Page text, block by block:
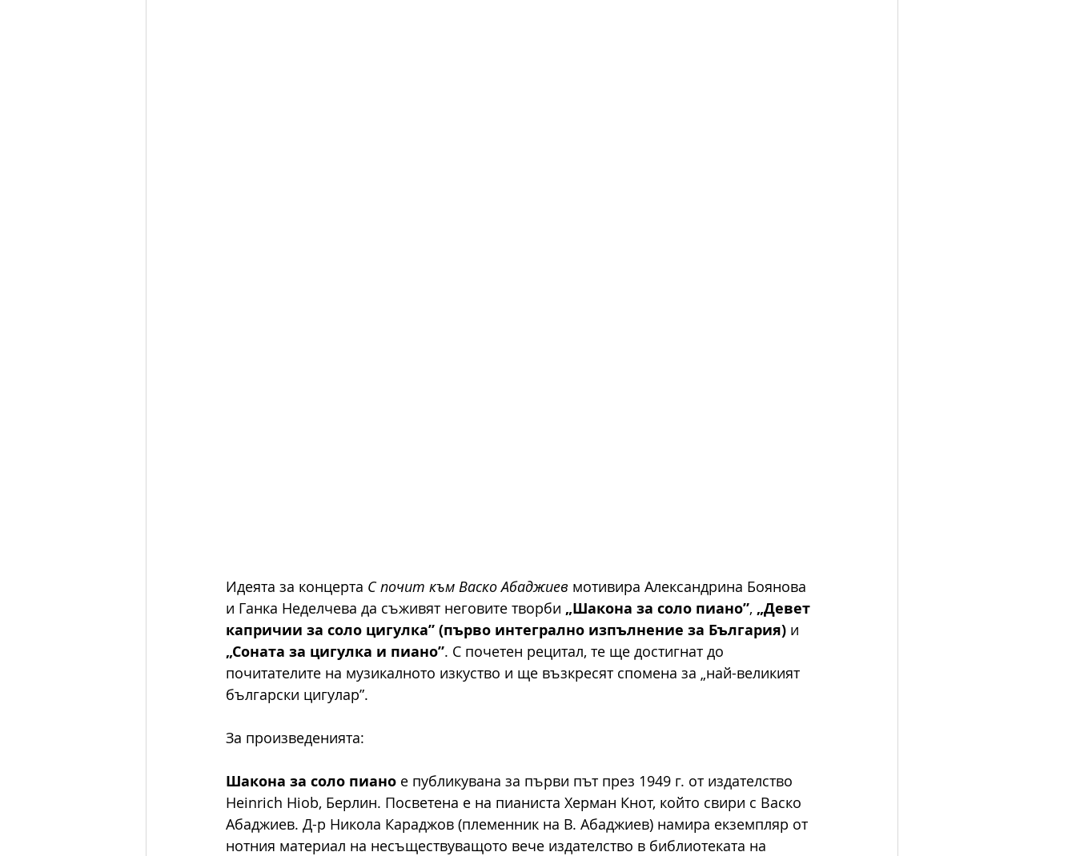
Идеята за концерта С почит към Васко Абаджиев мотивира Александрина Боянова
и Ганка Неделчева да съживят неговите творби „Шакона за соло пиано”, „Девет
капричии за соло цигулка” (първо интегрално изпълнение за България) и
„Соната за цигулка и пиано”. С почетен рецитал, те ще достигнат до
почитателите на музикалното изкуство и ще възкресят спомена за „най-великият
български цигулар”.
За произведенията:
Шакона за соло пиано е публикувана за първи път през 1949 г. от издателство
Heinrich Hiob, Берлин. Посветена е на пианиста Херман Кнот, който свири с Васко
Абаджиев. Д-р Никола Караджов (племенник на В. Абаджиев) намира екземпляр от
нотния материал на несъществуващото вече издателство в библиотеката на